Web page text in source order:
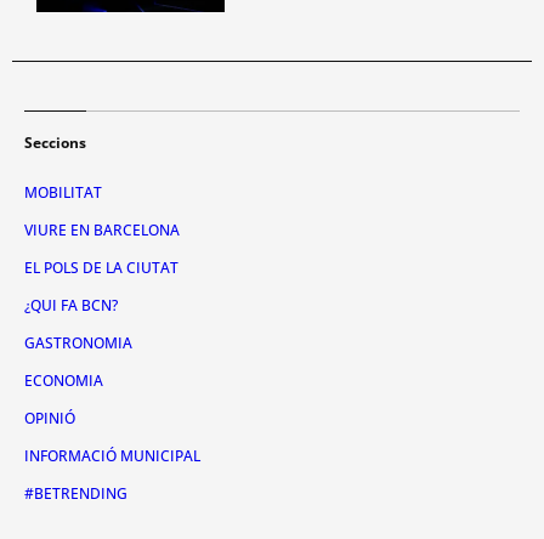
Seccions
MOBILITAT
VIURE EN BARCELONA
EL POLS DE LA CIUTAT
¿QUI FA BCN?
GASTRONOMIA
ECONOMIA
OPINIÓ
INFORMACIÓ MUNICIPAL
#BETRENDING